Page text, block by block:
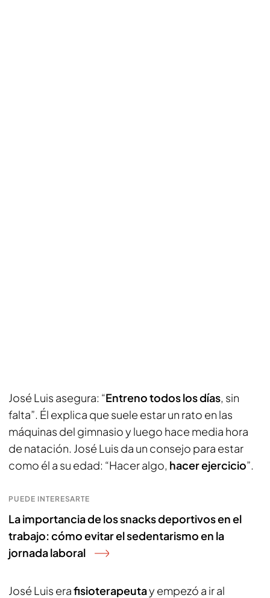
José Luis asegura: “Entreno todos los días, sin
falta”. Él explica que suele estar un rato en las
máquinas del gimnasio y luego hace media hora
de natación. José Luis da un consejo para estar
como él a su edad: “Hacer algo, hacer ejercicio”.
PUEDE INTERESARTE
La importancia de los snacks deportivos en el
trabajo: cómo evitar el sedentarismo en la
jornada laboral
José Luis erafisioterapeutay empezó a ir al